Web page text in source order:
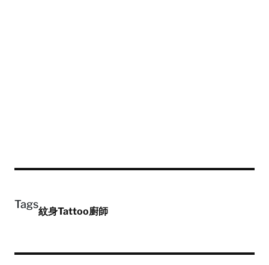
Tags
紋身Tattoo廚師